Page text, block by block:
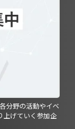
分野の活動やイベ
上げていく参加企